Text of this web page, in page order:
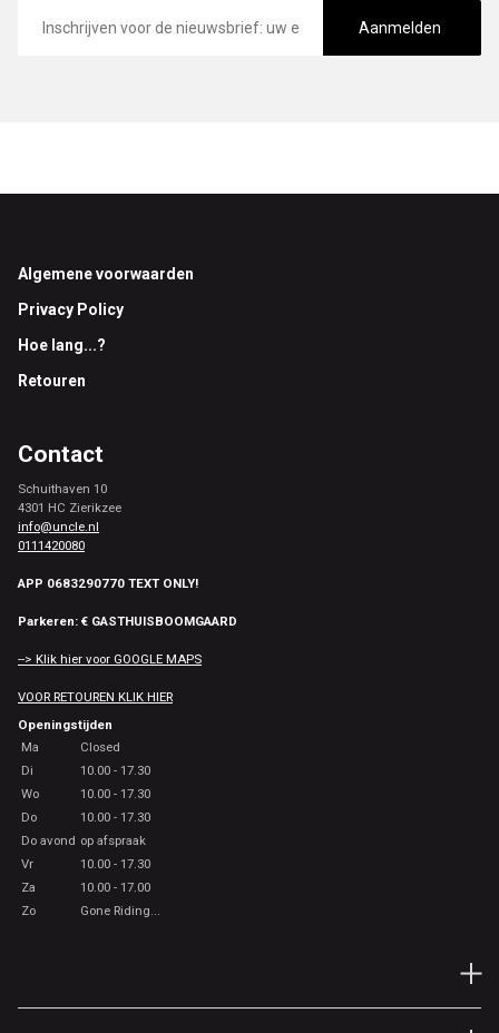
mailadres
Aanmelden
Footer
Algemene voorwaarden
Privacy Policy
Hoe lang...?
Retouren
Contact
Schuithaven 10
4301 HC Zierikzee
info@uncle.nl
0111420080
APP 0683290770 TEXT ONLY!
Parkeren: € GASTHUISBOOMGAARD
--> Klik hier voor GOOGLE MAPS
VOOR RETOUREN KLIK HIER
Openingstijden
Ma
Closed
Di
10.00 - 17.30
Wo
10.00 - 17.30
Do
10.00 - 17.30
Do avond op afspraak
Vr
10.00 - 17.30
Za
10.00 - 17.00
Zo
Gone Riding...